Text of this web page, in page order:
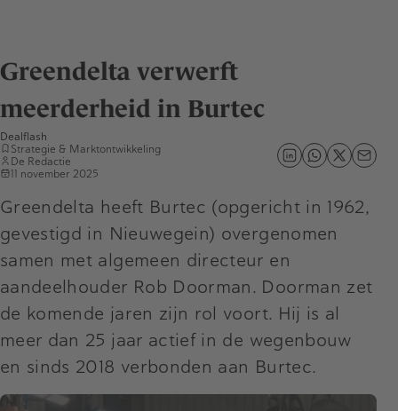
Greendelta verwerft
meerderheid in Burtec
Dealflash
Strategie & Marktontwikkeling
De Redactie
11 november 2025
Greendelta heeft Burtec (opgericht in 1962,
gevestigd in Nieuwegein) overgenomen
samen met algemeen directeur en
aandeelhouder Rob Doorman. Doorman zet
de komende jaren zijn rol voort. Hij is al
meer dan 25 jaar actief in de wegenbouw
en sinds 2018 verbonden aan Burtec.